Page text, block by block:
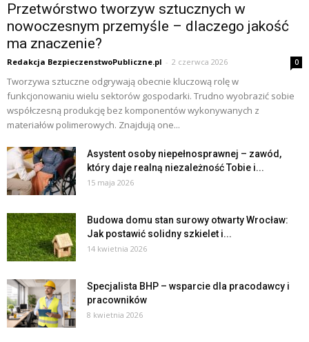
Przetwórstwo tworzyw sztucznych w
nowoczesnym przemyśle – dlaczego jakość
ma znaczenie?
Redakcja BezpieczenstwoPubliczne.pl - 2 czerwca 2026 0
Tworzywa sztuczne odgrywają obecnie kluczową rolę w
funkcjonowaniu wielu sektorów gospodarki. Trudno wyobrazić sobie
współczesną produkcję bez komponentów wykonywanych z
materiałów polimerowych. Znajdują one...
Asystent osoby niepełnosprawnej – zawód,
który daje realną niezależność Tobie i...
15 maja 2026
Budowa domu stan surowy otwarty Wrocław:
Jak postawić solidny szkielet i...
14 kwietnia 2026
Specjalista BHP – wsparcie dla pracodawcy i
pracowników
8 kwietnia 2026